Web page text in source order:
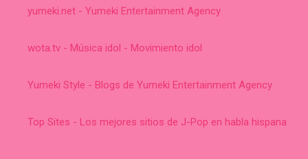
yumeki.net - Yumeki Entertainment Agency
wota.tv - Música idol - Movimiento idol
Yumeki Style - Blogs de Yumeki Entertainment Agency
Top Sites - Los mejores sitios de J-Pop en habla hispana